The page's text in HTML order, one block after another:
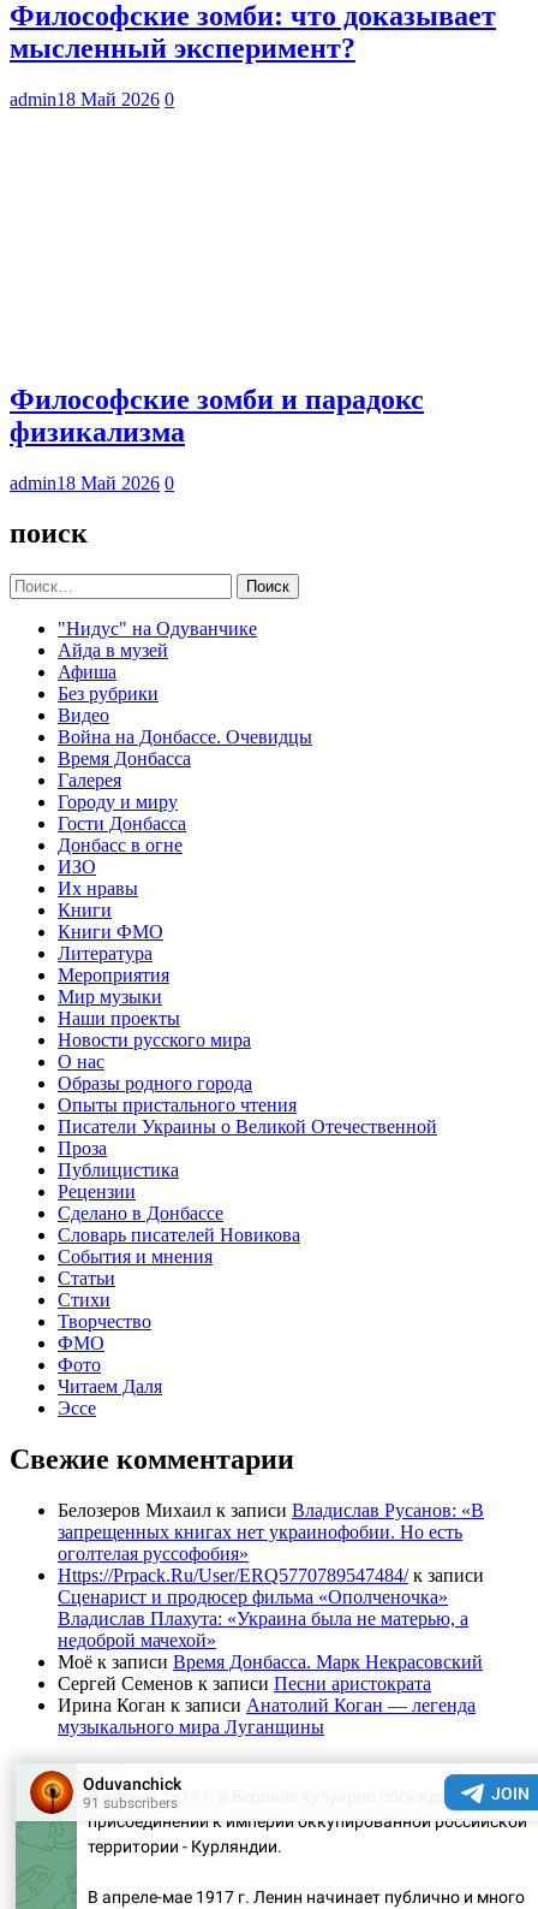
Философские зомби: что доказывает
мысленный эксперимент?
admin18 Май 2026 0
Философские зомби и парадокс
физикализма
admin18 Май 2026 0
поиск
Найти:
"Нидус" на Одуванчике
Айда в музей
Афиша
Без рубрики
Видео
Война на Донбассе. Очевидцы
Время Донбасса
Галерея
Городу и миру
Гости Донбасса
Донбасс в огне
ИЗО
Их нравы
Книги
Книги ФМО
Литература
Мероприятия
Мир музыки
Наши проекты
Новости русского мира
О нас
Образы родного города
Опыты пристального чтения
Писатели Украины о Великой Отечественной
Проза
Публицистика
Рецензии
Сделано в Донбассе
Словарь писателей Новикова
События и мнения
Статьи
Стихи
Творчество
ФМО
Фото
Читаем Даля
Эссе
Свежие комментарии
Белозеров Михаил к записи Владислав Русанов: «В
запрещенных книгах нет украинофобии. Но есть
оголтелая руссофобия»
Https://Prpack.Ru/User/ERQ5770789547484/к записи
Сценарист и продюсер фильма «Ополченочка»
Владислав Плахута: «Украина была не матерью, а
недоброй мачехой»
Моё к записи Время Донбасса. Марк Некрасовский
Сергей Семенов к записи Песни аристократа
Ирина Коган к записи Анатолий Коган — легенда
музыкального мира Луганщины